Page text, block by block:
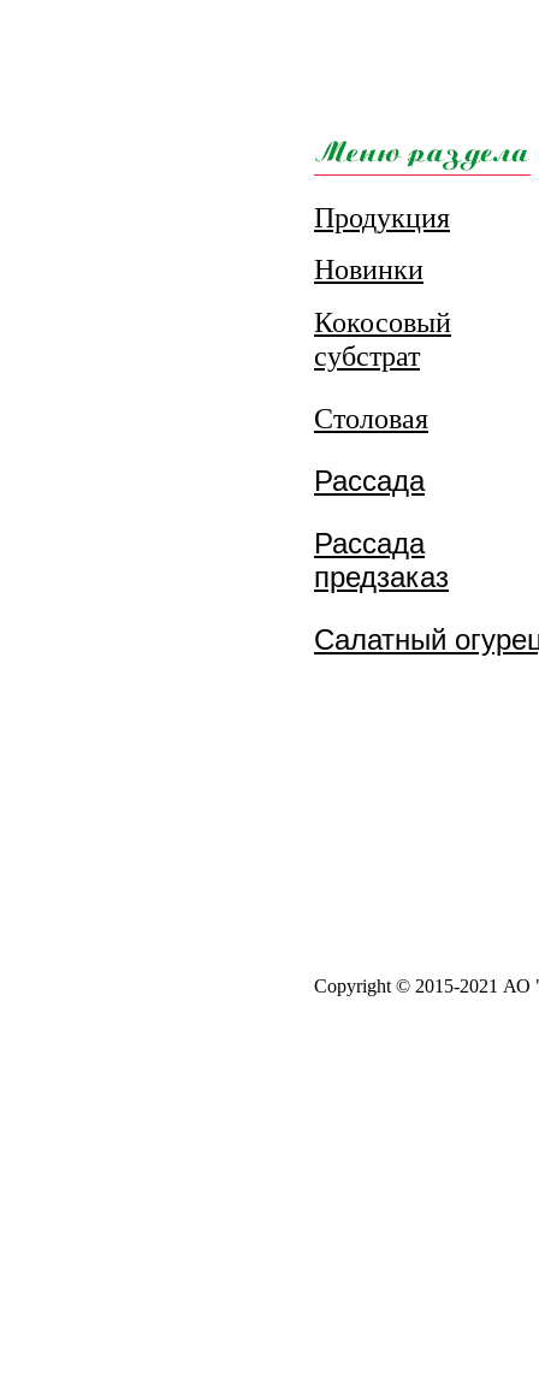
Продукция
Новинки
Кокосовый
субстрат
Столовая
Рассада
Рассада
предзаказ
Салатный
Copyright © 2015-2021 АО